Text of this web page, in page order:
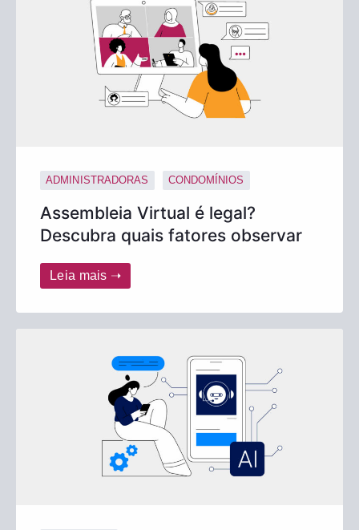
ADMINISTRADORAS CONDOMÍNIOS
Assembleia Virtual é legal?
Descubra quais fatores observar
Leia mais ➝